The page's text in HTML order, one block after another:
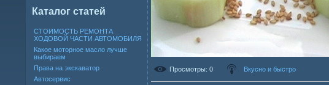
Каталог статей
СТОИМОСТЬ РЕМОНТА
ХОДОВОЙ ЧАСТИ АВТОМОБИЛЯ
Какое моторное масло лучше
выбираем
Права на экскаватор
Автосервис
Просмотры: 0 Вкусно и быстро